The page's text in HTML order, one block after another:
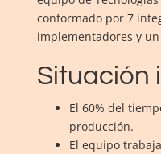
conformado por 7
implementadores y
Situación
El 60% del
producción.
El equipo